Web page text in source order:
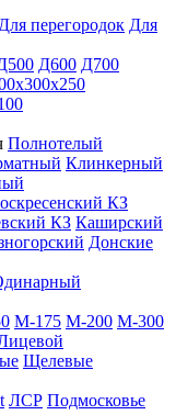
Для перегородок Для
Д600 Д700
Полнотелый
Клинкерный
КЗ
КЗ Каширский
Донские
М-175 М-200 М-300
Щелевые
ЛСР Подмосковье